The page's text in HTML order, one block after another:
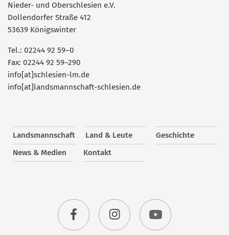
Nieder- und Oberschlesien e.V.
Dollendorfer Straße 412
53639 Königswinter
Tel.: 02244 92 59–0
Fax: 02244 92 59–290
info[at]schlesien-lm.de
info[at]landsmannschaft-schlesien.de
Landsmannschaft Land & Leute
Geschichte
News & Medien
Kontakt